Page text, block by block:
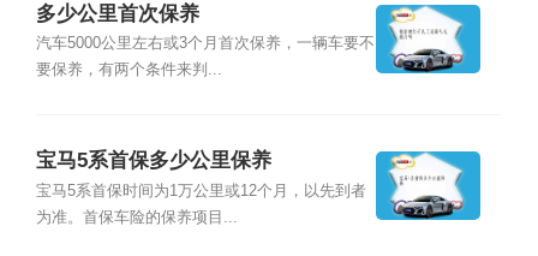
多少公里首次保养
汽车5000公里左右或3个月首次保养，一辆车要不
要保养，有两个条件来判...
宝马5系首保多少公里保养
宝马5系首保时间为1万公里或12个月，以先到者
为准。首保车险的保养项目...